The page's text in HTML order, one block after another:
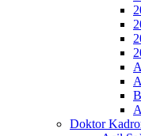
Doktor